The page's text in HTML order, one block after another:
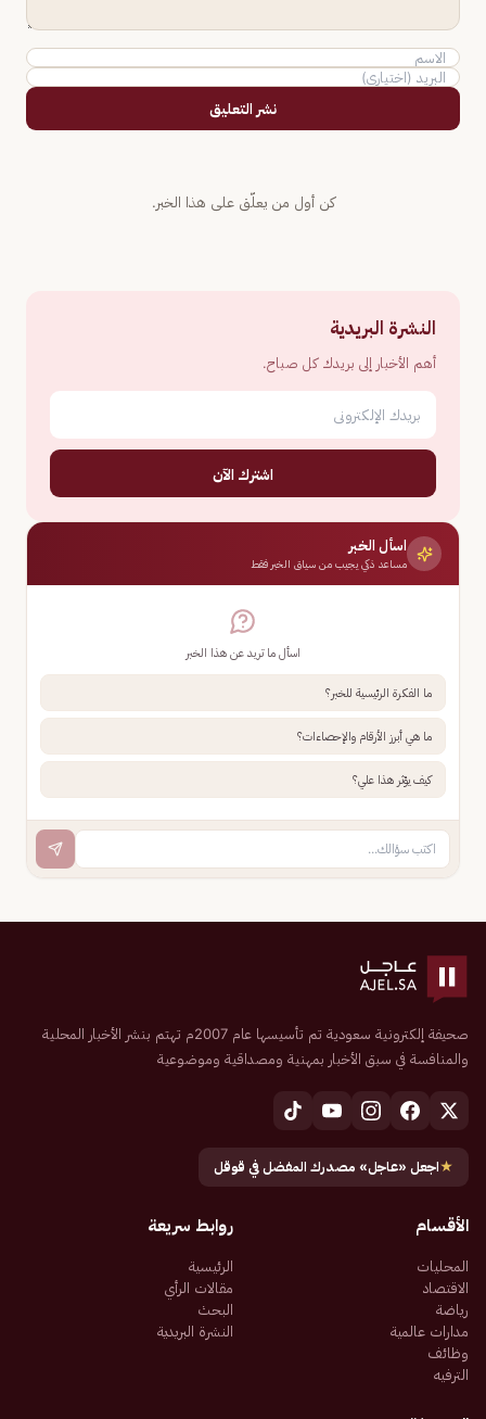
نشر التعليق
كن أول من يعلّق على هذا الخبر.
النشرة البريدية
أهم الأخبار إلى بريدك كل صباح.
اشترك الآن
اسأل الخبر
مساعد ذكي يجيب من سياق الخبر فقط
اسأل ما تريد عن هذا الخبر
ما الفكرة الرئيسية للخبر؟
ما هي أبرز الأرقام والإحصاءات؟
كيف يؤثر هذا علي؟
صحيفة إلكترونية سعودية تم تأسيسها عام 2007م تهتم بنشر الأخبار المحلية
والمنافسة في سبق الأخبار بمهنية ومصداقية وموضوعية
★اجعل «عاجل» مصدرك المفضل في قوقل
الأقسام
المحليات
الاقتصاد
رياضة
مدارات عالمية
وظائف
الترفيه
روابط سريعة
الرئيسية
مقالات الرأي
البحث
النشرة البريدية